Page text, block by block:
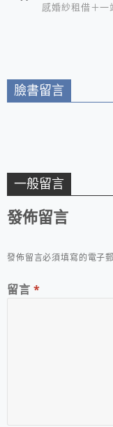
感婚紗租借＋一
臉書留言
一般留言
發佈留言
發佈留言必須填寫的電子
留言 *